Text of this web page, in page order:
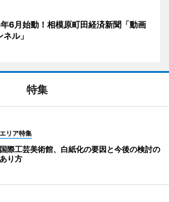
6月始動！相模原町田経済新聞「動画
ル」
特集
エリア特集
国際工芸美術館、白紙化の要因と今後の検討の
あり方